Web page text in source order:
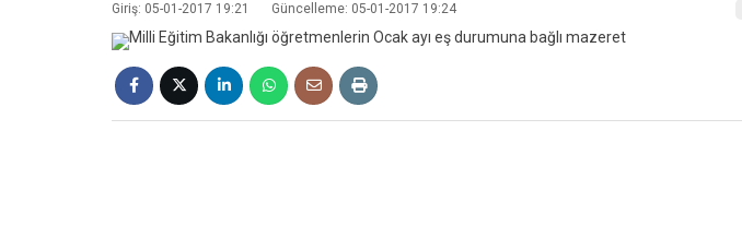
Giriş: 05-01-2017 19:21 Güncelleme: 05-01-2017 19:24